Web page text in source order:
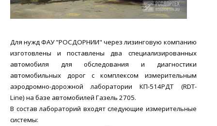
Для нужд ФАУ "РОСДОРНИИ" через лизинговую компанию
изготовлены и поставлены два специализированных
автомобиля для обследования и диагностики
автомобильных дорог с комплексом измерительным
аэродромно-дорожной лаборатории КП-514РДТ (RDT-
Line) на базе автомобилей Газель 2705.
В состав лабораторий входят следующие измерительные
системы: